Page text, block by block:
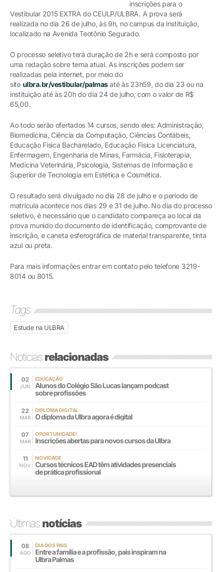
inscrições para o
Vestibular 2015 EXTRA do CEULP/ULBRA. A prova será
realizada no dia 26 de julho, às 9h, no campus da instituição,
localizado na Avenida Teotônio Segurado.
O processo seletivo terá duração de 2h e será composto por
uma redação sobre tema atual. As inscrições podem ser
realizadas pela internet, por meio do
site ulbra.br/vestibular/palmasaté às 23h59, do dia 23 ou na
instituição até às 20h do dia 24 de julho, com o valor de R$
65,00.
Ao todo serão ofertados 14 cursos, sendo eles: Administração,
Biomedicina, Ciência da Computação, Ciências Contábeis,
Educação Física Bacharelado, Educação Física Licenciatura,
Enfermagem, Engenharia de Minas, Farmácia, Fisioterapia,
Medicina Veterinária, Psicologia, Sistemas de Informação e
Superior de Tecnologia em Estética e Cosmética.
O resultado será divulgado no dia 28 de julho e o período de
matrícula acontece nos dias 29 e 31 de julho. No dia do processo
seletivo, é necessário que o candidato compareça ao local da
prova munido do documento de identificação, comprovante de
inscrição, e caneta esferográfica de material transparente, tinta
azul ou preta.
Para mais informações entrar em contato pelo telefone 3219-
8014 ou 8015.
Tags
Estude na ULBRA
Notíciasrelacionadas
02
JUN
EDUCAÇÃO
Alunos do Colégio São Lucas lançam podcast
sobre profissões
22
MAR
DIPLOMA DIGITAL
O diploma da Ulbra agora é digital
07
MAR
OPORTUNIDADE!
Inscrições abertas para novos cursos da Ulbra
11
NOV
NOVIDADE
Cursos técnicos EAD têm atividades presenciais
de prática profissional
Últimasnotícias
08
AGO
DIA DOS PAIS
Entre a família e a profissão, pais inspiram na
Ulbra Palmas